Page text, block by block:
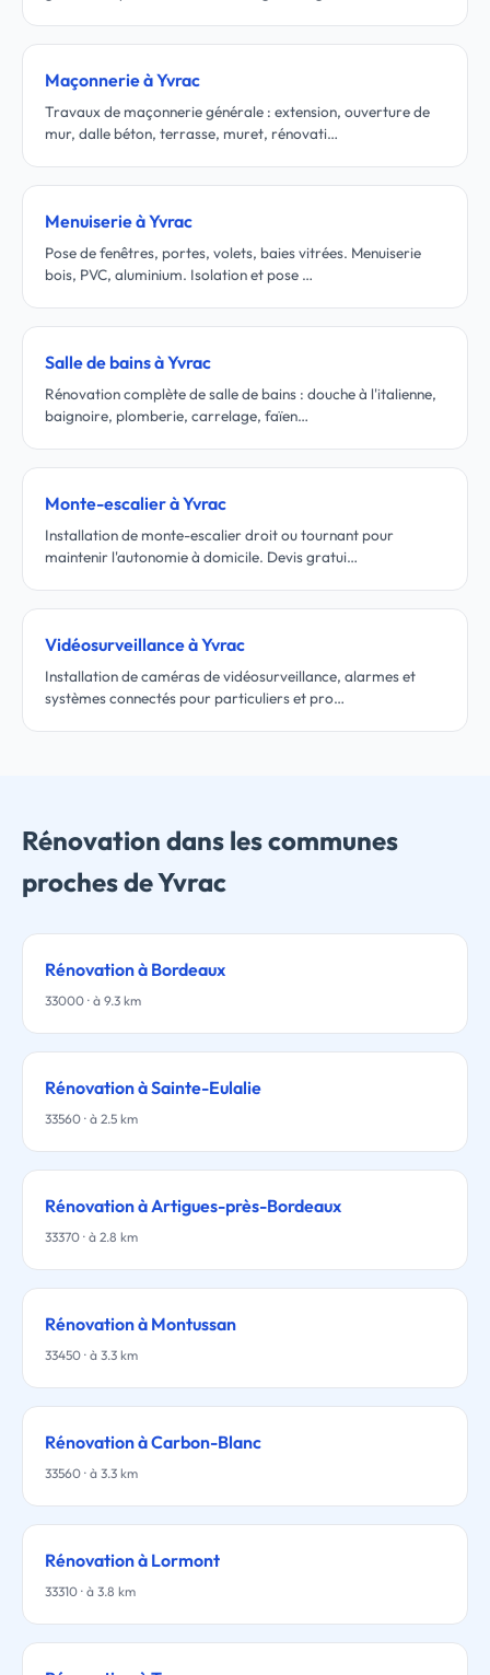
Maçonnerie à Yvrac
Travaux de maçonnerie générale : extension, ouverture de
mur, dalle béton, terrasse, muret, rénovati…
Menuiserie à Yvrac
Pose de fenêtres, portes, volets, baies vitrées. Menuiserie
bois, PVC, aluminium. Isolation et pose …
Salle de bains à Yvrac
Rénovation complète de salle de bains : douche à l'italienne,
baignoire, plomberie, carrelage, faïen…
Monte-escalier à Yvrac
Installation de monte-escalier droit ou tournant pour
maintenir l'autonomie à domicile. Devis gratui…
Vidéosurveillance à Yvrac
Installation de caméras de vidéosurveillance, alarmes et
systèmes connectés pour particuliers et pro…
Rénovation dans les communes
proches de Yvrac
Rénovation à Bordeaux
33000 · à 9.3 km
Rénovation à Sainte-Eulalie
33560 · à 2.5 km
Rénovation à Artigues-près-Bordeaux
33370 · à 2.8 km
Rénovation à Montussan
33450 · à 3.3 km
Rénovation à Carbon-Blanc
33560 · à 3.3 km
Rénovation à Lormont
33310 · à 3.8 km